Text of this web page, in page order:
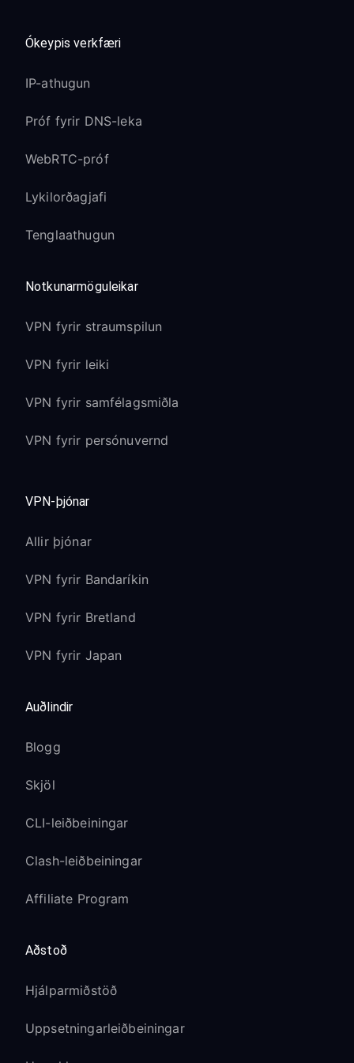
Ókeypis verkfæri
IP-athugun
Próf fyrir DNS-leka
WebRTC-próf
Lykilorðagjafi
Tenglaathugun
Notkunarmöguleikar
VPN fyrir straumspilun
VPN fyrir leiki
VPN fyrir samfélagsmiðla
VPN fyrir persónuvernd
VPN-þjónar
Allir þjónar
VPN fyrir Bandaríkin
VPN fyrir Bretland
VPN fyrir Japan
Auðlindir
Blogg
Skjöl
CLI-leiðbeiningar
Clash-leiðbeiningar
Affiliate Program
Aðstoð
Hjálparmiðstöð
Uppsetningarleiðbeiningar